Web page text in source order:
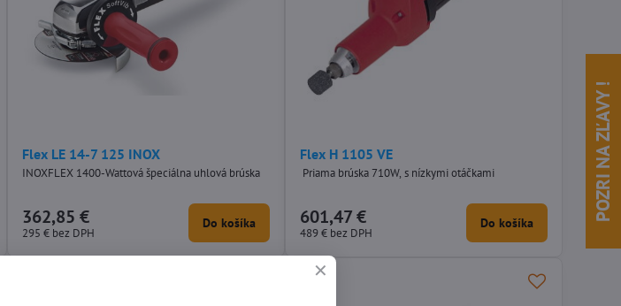
Flex LE 14-7 125 INOX
INOXFLEX 1400-Wattová špeciálna uhlová brúska
362,85 €
295 € bez DPH
Do košíka
Flex H 1105 VE
Priama brúska 710W, s nízkymi otáčkami
601,47 €
489 € bez DPH
Do košíka
POZRI NA ZĽAVY !